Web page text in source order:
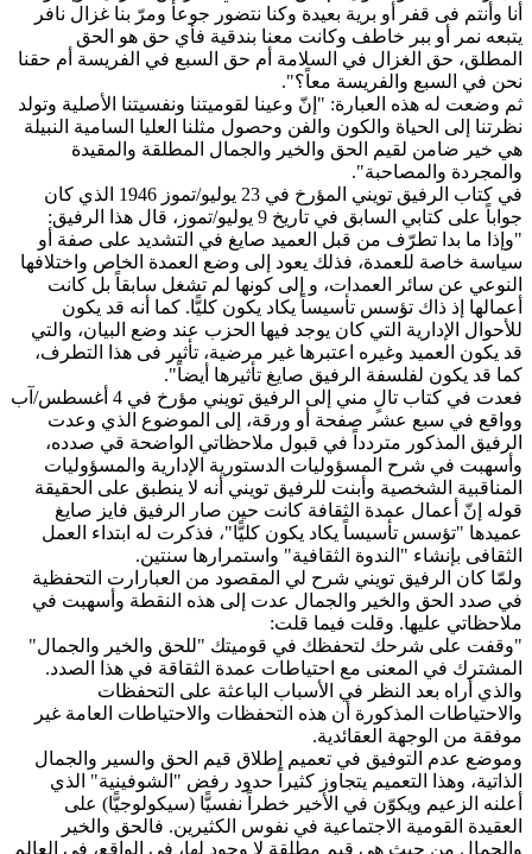
أنا وأنتم فى قفر أو برية بعيدة وكنا نتضور جوعأ ومرّ بنا غزال نافر
يتبعه نمر أو ببر خاطف وكانت معنا بندقية فأي حق هو الحق
المطلق، حق الغزال في السلامة أم حق السبع في الفريسة أم حقنا
نحن في السبع والفريسة معاً؟".
ثم وضعت له هذه العبارة: "إنّ وعينا لقوميتنا ونفسيتنا الأصلية وتولد
نظرتنا إلى الحياة والكون والفن وحصول مثلنا العليا السامية النبيلة
هي خير ضامن لقيم الحق والخير والجمال المطلقة والمقيدة
والمجردة والمصاحبة".
في كتاب الرفيق تويني المؤرخ في 23 يوليو/تموز 1946 الذي كان
جواباً على كتابي السابق في تاريخ 9 يوليو/تموز، قال هذا الرفيق:
"وإذا ما بدا تطرّف من قبل العميد صايغ في التشديد على صفة أو
سياسة خاصة للعمدة، فذلك يعود إلى وضع العمدة الخاص واختلافها
النوعي عن سائر العمدات، و إلى كونها لم تشغل سابقاً بل كانت
أعمالها إذ ذاك تؤسس تأسيساً يكاد يكون كليًّا. كما أنه قد يكون
للأحوال الإدارية التي كان يوجد فيها الحزب عند وضع البيان، والتي
قد يكون العميد وغيره اعتبرها غير مرضية، تأثير فى هذا التطرف،
كما قد يكون لفلسفة الرفيق صايغ تأثيرها أيضاً".
فعدت في كتاب تالٍ مني إلى الرفيق تويني مؤرخ في 4 أغسطس/آب
وواقع في سبع عشر صفحة أو ورقة، إلى الموضوع الذي وعدت
الرفيق المذكور متردداً في قبول ملاحظاتي الواضحة قي صدده،
وأسهبت في شرح المسؤوليات الدستورية الإدارية والمسؤوليات
المناقبية الشخصية وأبنت للرفيق تويني أنه لا ينطبق على الحقيقة
قوله إنّ أعمال عمدة الثقافة كانت حين صار الرفيق فايز صايغ
عميدها "تؤسس تأسيساً يكاد يكون كليًّا"، فذكرت له ابتداء العمل
الثقافى بإنشاء "الندوة الثقافية" واستمرارها سنتين.
ولمّا كان الرفيق تويني شرح لي المقصود من العبارارت التحفظية
في صدد الحق والخير والجمال عدت إلى هذه النقطة وأسهبت في
ملاحظاتي عليها. وقلت فيما قلت:
"وقفت على شرحك لتحفظك في قوميتك "للحق والخير والجمال"
المشترك في المعنى مع احتياطات عمدة الثقاقة في هذا الصدد.
والذي أراه بعد النظر في الأسباب الباعثة على التحفظات
والاحتياطات المذكورة أن هذه التحفظات والاحتياطات العامة غير
موفقة من الوجهة العقائدية.
وموضع عدم التوفيق في تعميم إطلاق قيم الحق والسير والجمال
الذاتية، وهذا التعميم يتجاوز كثيراً حدود رفض "الشوفينية" الذي
أعلنه الزعيم ويكوّن في الأخير خطراً نفسيًّا (سيكولوجيًّا) على
العقيدة القومية الاجتماعية في نفوس الكثيرين. فالحق والخير
والجمال من حيث هي قيم ‏‏مطلقة لا وجود لها، في الواقع، في العالم